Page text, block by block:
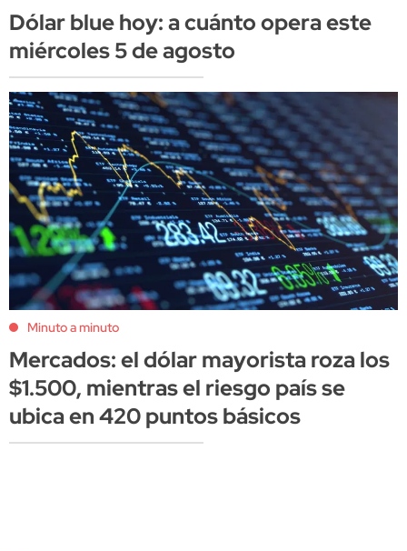
Dólar blue hoy: a cuánto opera este
miércoles 5 de agosto
Minuto a minuto
Mercados: el dólar mayorista roza los
$1.500, mientras el riesgo país se
ubica en 420 puntos básicos